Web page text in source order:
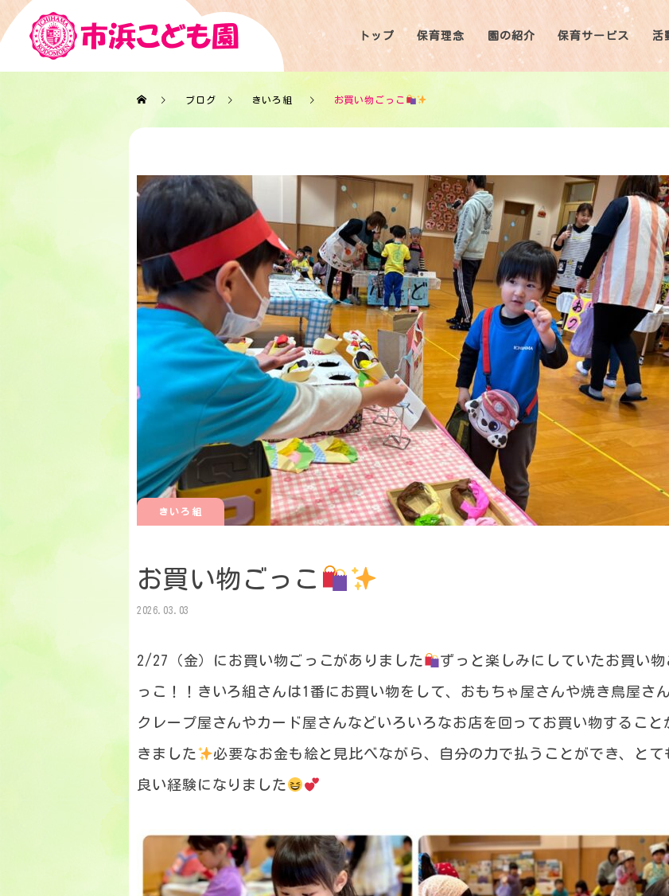
トップ 保育理念 園の紹介 保育サービス 活
ブログ きいろ組 お買い物ごっこ
きいろ組
お買い物ごっこ
2026.03.03
2/27（金）にお買い物ごっこがありました ずっと楽しみにしていたお買い物
っこ！！きいろ組さんは1番にお買い物をして、おもちゃ屋さんや焼き鳥屋さん
クレープ屋さんやカード屋さんなどいろいろなお店を回ってお買い物すること
きました 必要なお金も絵と見比べながら、自分の力で払うことができ、とて
良い経験になりました